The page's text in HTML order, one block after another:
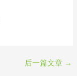
后一篇文章 →